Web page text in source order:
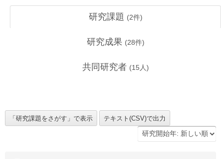
研究課題 (2件)
研究成果 (28件)
共同研究者 (15 人)